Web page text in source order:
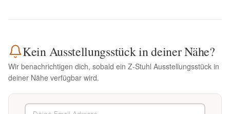
Kein Ausstellungsstück in deiner Nähe?
Wir benachrichtigen dich, sobald ein Z-Stuhl Ausstellungsstück in
deiner Nähe verfügbar wird.